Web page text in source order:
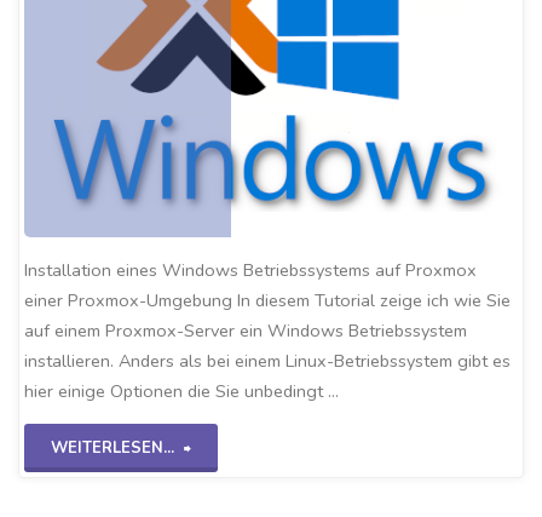
Installation eines Windows Betriebssystems auf Proxmox
einer Proxmox-Umgebung In diesem Tutorial zeige ich wie Sie
auf einem Proxmox-Server ein Windows Betriebssystem
installieren. Anders als bei einem Linux-Betriebssystem gibt es
hier einige Optionen die Sie unbedingt …
WEITERLESEN...
"Windows